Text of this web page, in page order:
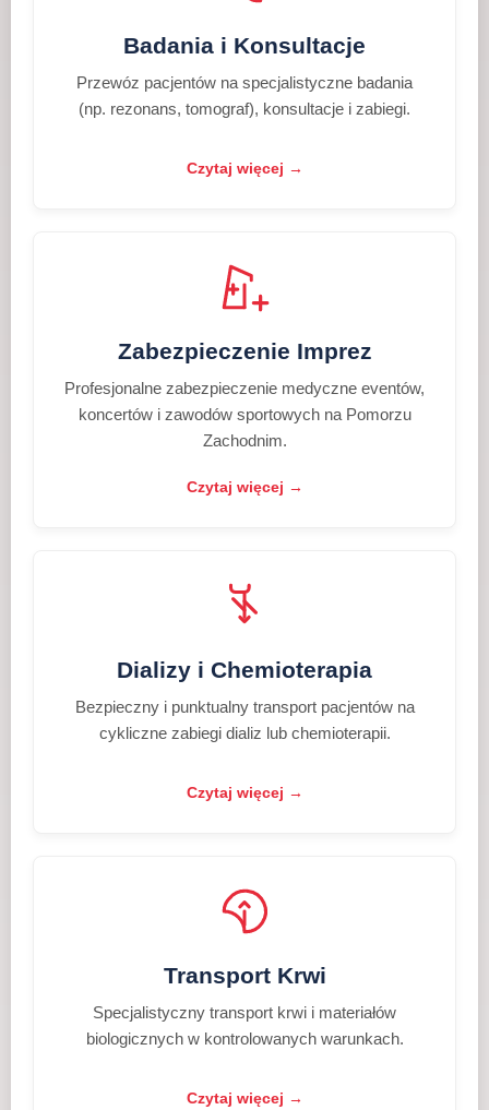
Badania i Konsultacje
Przewóz pacjentów na specjalistyczne badania
(np. rezonans, tomograf), konsultacje i zabiegi.
Czytaj więcej →
Zabezpieczenie Imprez
Profesjonalne zabezpieczenie medyczne eventów,
koncertów i zawodów sportowych na Pomorzu
Zachodnim.
Czytaj więcej →
Dializy i Chemioterapia
Bezpieczny i punktualny transport pacjentów na
cykliczne zabiegi dializ lub chemioterapii.
Czytaj więcej →
Transport Krwi
Specjalistyczny transport krwi i materiałów
biologicznych w kontrolowanych warunkach.
Czytaj więcej →